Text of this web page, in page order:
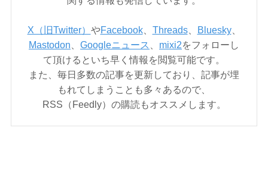
X（旧Twitter） やFacebook、 Threads、 Bluesky、
Mastodon
Googleニュース mixi2をフォローし
て頂けるといち早く情報を閲覧可能です。
また、毎日多数の記事を更新しており、記事が埋
もれてしまうことも多々あるので、
RSS（Feedly）の購読もオススメします。